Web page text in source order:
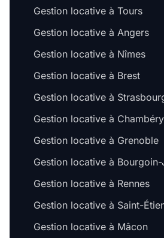
Gestion locative à Tours
Gestion locative à Angers
Gestion locative à Nîmes
Gestion locative à Brest
Gestion locative à
Gestion locative à Chambéry
Gestion locative à Grenoble
Gestion locative à
Gestion locative à Rennes
Gestion locative à Saint-
Gestion locative à Mâcon